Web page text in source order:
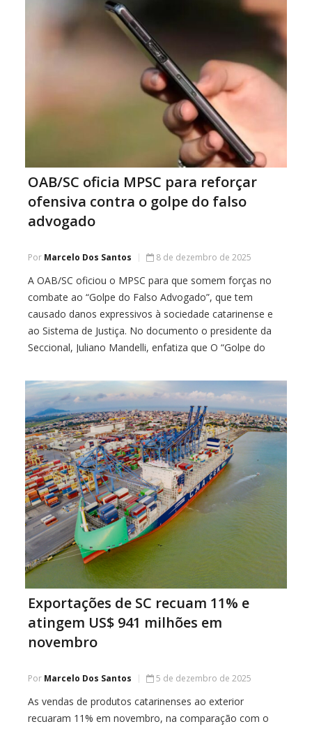
OAB/SC oficia MPSC para reforçar
ofensiva contra o golpe do falso
advogado
Por Marcelo Dos Santos 8 de dezembro de 2025
A OAB/SC oficiou o MPSC para que somem forças no
combate ao “Golpe do Falso Advogado”, que tem
causado danos expressivos à sociedade catarinense e
ao Sistema de Justiça. No documento o presidente da
Seccional, Juliano Mandelli, enfatiza que O “Golpe do
sofisticadas e devastadoras modalidades de estelionato
[…]
Exportações de SC recuam 11% e
atingem US$ 941 milhões em
novembro
Por Marcelo Dos Santos 5 de dezembro de 2025
As vendas de produtos catarinenses ao exterior
recuaram 11% em novembro, na comparação com o